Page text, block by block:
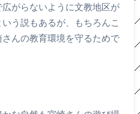
がらないように文教地区が
う説もあるが、もちろんこ
んの教育環境を守るためで